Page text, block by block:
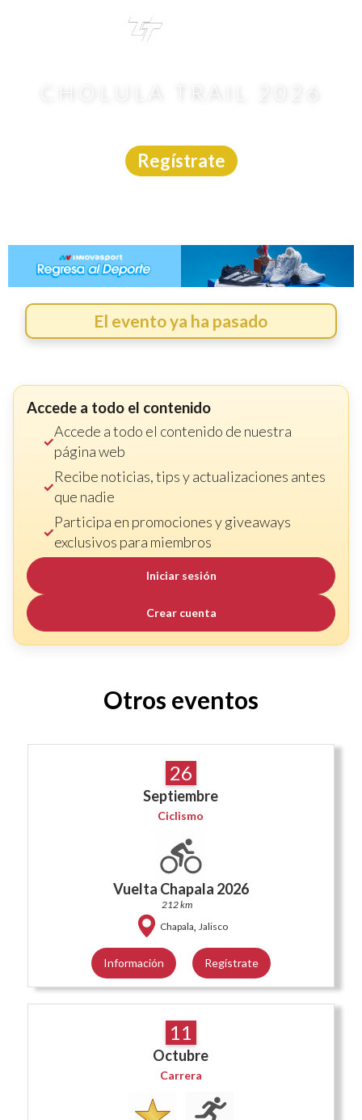
CHOLULA TRAIL 2026
Regístrate
El evento ya ha pasado
Accede a todo el contenido
Accede a todo el contenido de nuestra
página web
Recibe noticias, tips y actualizaciones antes
que nadie
Participa en promociones y giveaways
exclusivos para miembros
Iniciar sesión
Crear cuenta
Otros eventos
26
Septiembre
Ciclismo
Vuelta Chapala 2026
212 km
Chapala, Jalisco
Información Regístrate
11
Octubre
Carrera